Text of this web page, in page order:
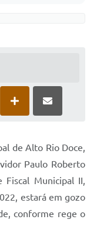
de Alto Rio Doce,
Paulo Roberto
Fiscal Municipal II,
estará em gozo
conforme rege o